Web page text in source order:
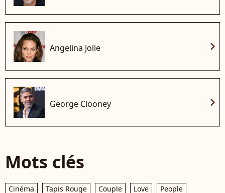
Angelina Jolie chevron_right
George Clooney chevron_right
Mots clés
Cinéma Tapis Rouge Couple Love
People